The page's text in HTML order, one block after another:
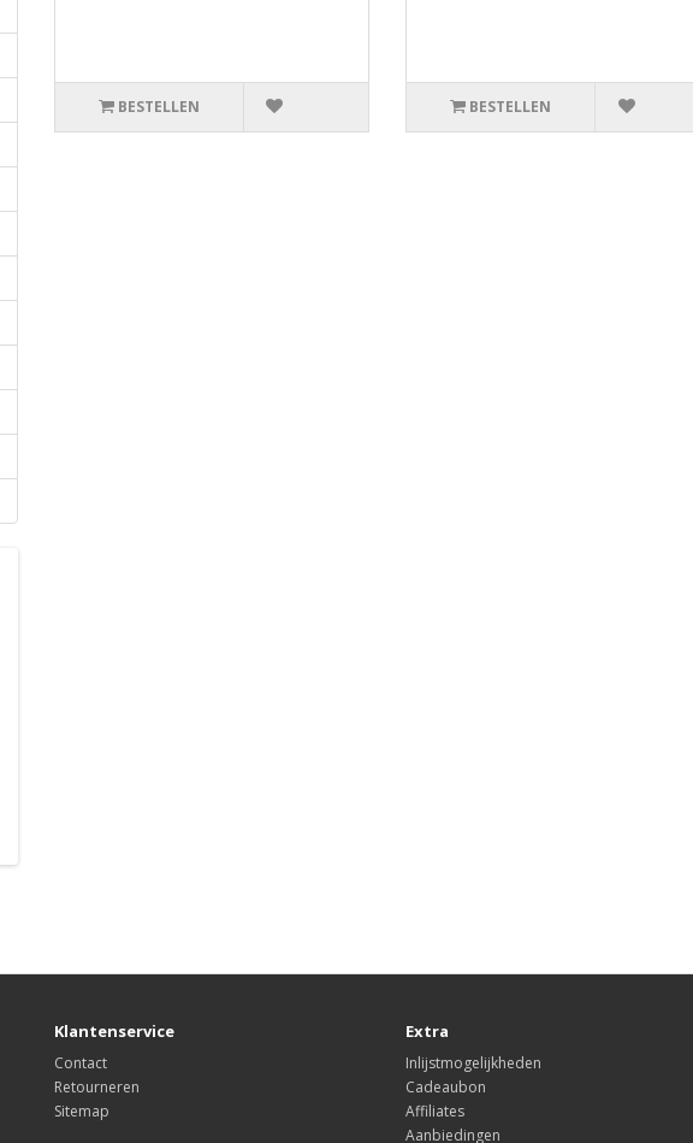
BESTELLEN BESTELLEN
Klantenservice
Contact
Retourneren
Sitemap
Extra
Inlijstmogelijkheden
Cadeaubon
Affiliates
Aanbiedingen